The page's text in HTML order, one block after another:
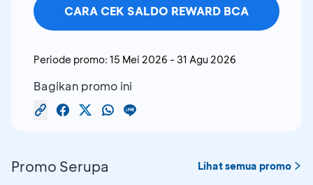
CARA CEK SALDO REWARD BCA
Periode promo: 15 Mei 2026 - 31 Agu 2026
Bagikan promo ini
Promo Serupa Lihat semua promo